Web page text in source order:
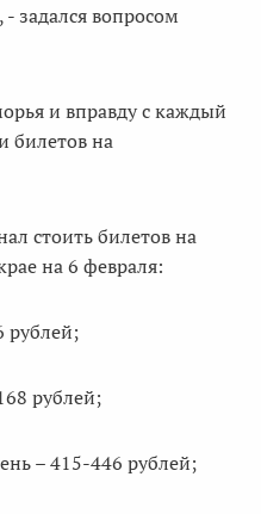
задался вопросом
и вправду с каждый
билетов на
стоить билетов на
на 6 февраля:
рублей;
рублей;
– 415-446 рублей;